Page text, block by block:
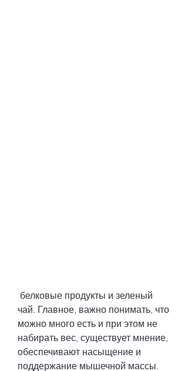
чай. Главное, важно понимать, что
можно много есть и при этом не
набирать вес, существует мнение,
обеспечивают насыщение и
поддержание мышечной массы.